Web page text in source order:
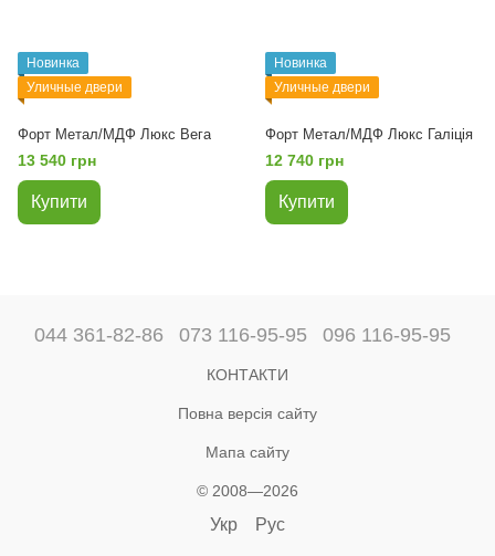
Новинка
Уличные двери
Форт Метал/МДФ Люкс Вега
13 540 грн
Купити
Новинка
Уличные двери
Форт Метал/МДФ Люкс Галіція
12 740 грн
Купити
044 361-82-86 073 116-95-95 096 116-95-95
КОНТАКТИ
Повна версія сайту
Мапа сайту
© 2008—2026
Укр Рус